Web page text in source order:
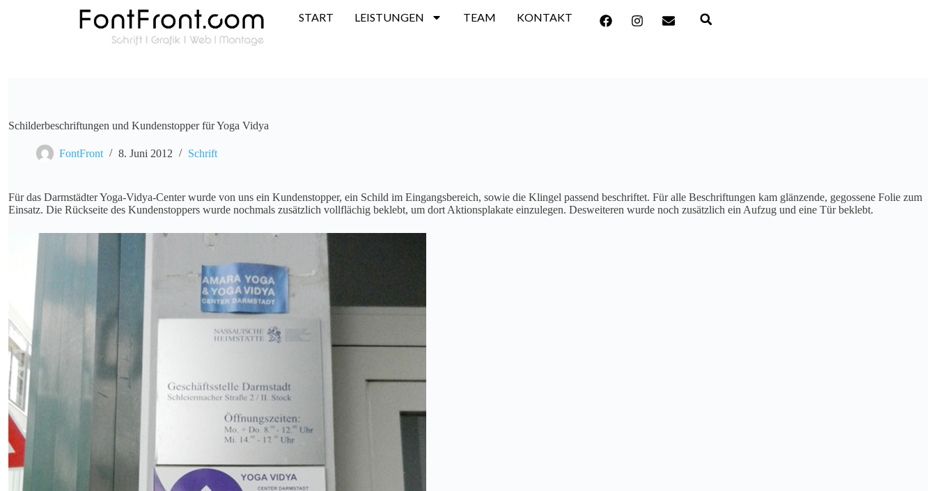
START LEISTUNGEN TEAM KONTAKT
Schilderbeschriftungen und Kundenstopper für Yoga Vidya
FontFront 8. Juni 2012 Schrift
Für das Darmstädter Yoga-Vidya-Center wurde von uns ein Kundenstopper, ein Schild im Eingangsbereich, sowie die Klingel passend beschriftet. Für alle Beschriftungen kam glänzende, gegossene Folie zum
Einsatz. Die Rückseite des Kundenstoppers wurde nochmals zusätzlich vollflächig beklebt, um dort Aktionsplakate einzulegen. Desweiteren wurde noch zusätzlich ein Aufzug und eine Tür beklebt.